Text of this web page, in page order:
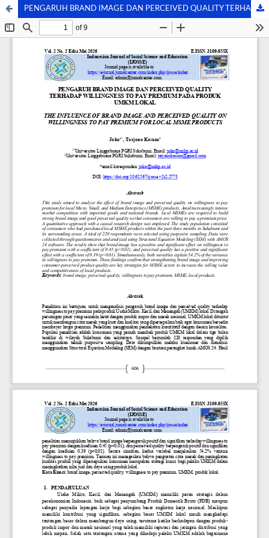
PENGARUH BRAND IMAGE DAN PERCEIVED QUALITY TERHADAP WILLINGNESS TO PAY PREMIUM PADA PRODUK UMKM LOKAL